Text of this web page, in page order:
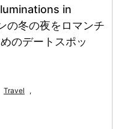
in
の冬の夜をロマンチ
のデートスポッ
Travel ,